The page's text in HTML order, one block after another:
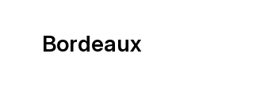
Bordeaux